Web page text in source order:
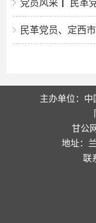
党员风采┃ 民革
民革党员、定西
主办单位：
甘公
地址：
联